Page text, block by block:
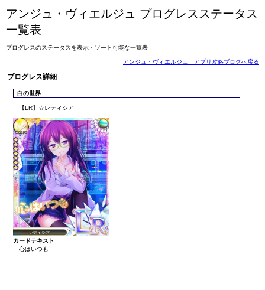
アンジュ・ヴィエルジュ プログレスステータス
一覧表
プログレスのステータスを表示・ソート可能な一覧表
アンジュ・ヴィエルジュ アプリ攻略ブログへ戻る
プログレス詳細
白の世界
【LR】☆レティシア
カードテキスト
心はいつも